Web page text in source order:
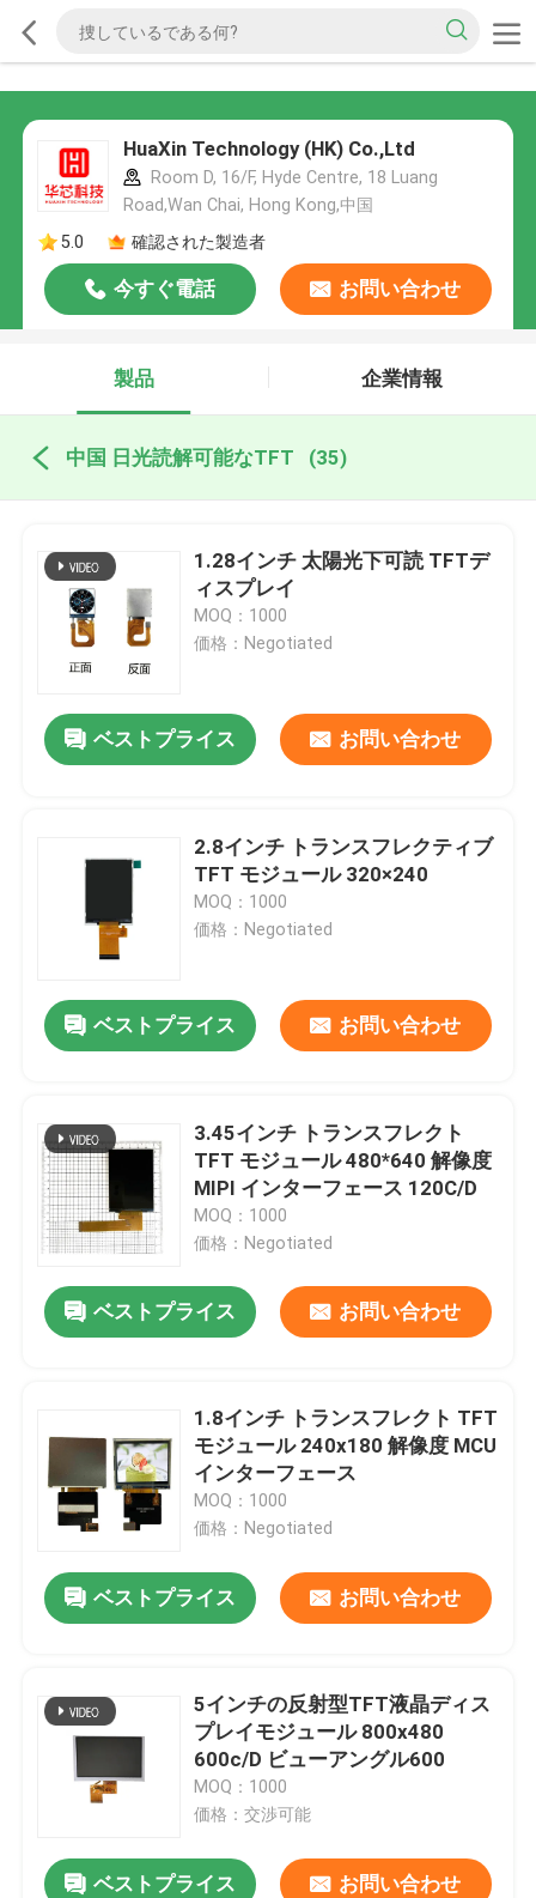
HuaXin Technology (HK) Co.,Ltd
Room D, 16/F, Hyde Centre, 18 Luang
Road,Wan Chai, Hong Kong,中国
5.0
確認された製造者
今すぐ電話 お問い合わせ
製品 企業情報
中国 日光読解可能なTFT (35)
1.28インチ 太陽光下可読 TFTデ
ィスプレイ
MOQ：1000
価格：Negotiated
ベストプライス お問い合わせ
2.8インチ トランスフレクティブ
TFT モジュール 320×240
MOQ：1000
価格：Negotiated
ベストプライス お問い合わせ
3.45インチ トランスフレクト
TFT モジュール 480*640 解像度
MIPI インターフェース 120C/D
MOQ：1000
価格：Negotiated
ベストプライス お問い合わせ
1.8インチ トランスフレクト TFT
モジュール 240x180 解像度 MCU
インターフェース
MOQ：1000
価格：Negotiated
ベストプライス お問い合わせ
5インチの反射型TFT液晶ディス
プレイモジュール 800x480
600c/D ビューアングル600
MOQ：1000
価格：交渉可能
ベストプライス お問い合わせ